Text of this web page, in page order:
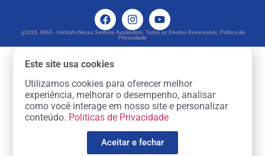
@2026. INSA - Instituto Nossa Senhora Auxiliadora. Todos os Direitos Reservados. Política de
Privacidade
Este site usa cookies
Utilizamos cookies para oferecer melhor
experiência, melhorar o desempenho, analisar
como você interage em nosso site e personalizar
conteúdo. Politicas de Privacidade
Aceitar e fechar